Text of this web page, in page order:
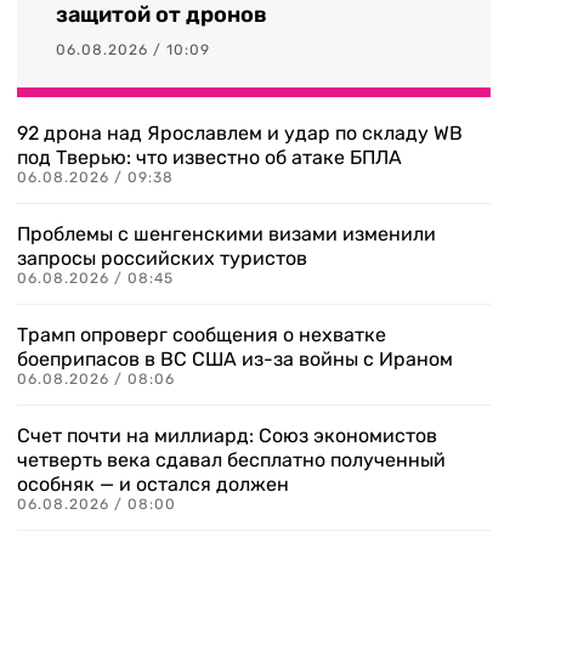
защитой от дронов
06.08.2026 / 10:09
92 дрона над Ярославлем и удар по складу WB
под Тверью: что известно об атаке БПЛА
06.08.2026 / 09:38
Проблемы с шенгенскими визами изменили
запросы российских туристов
06.08.2026 / 08:45
Трамп опроверг сообщения о нехватке
боеприпасов в ВС США из-за войны с Ираном
06.08.2026 / 08:06
Счет почти на миллиард: Союз экономистов
четверть века сдавал бесплатно полученный
особняк — и остался должен
06.08.2026 / 08:00